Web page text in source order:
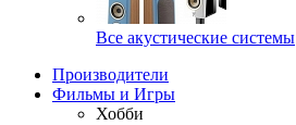
Все акустические системы
Производители
Фильмы и Игры
Хобби